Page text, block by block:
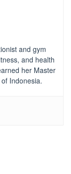
and gym
and health
her Master
Indonesia.